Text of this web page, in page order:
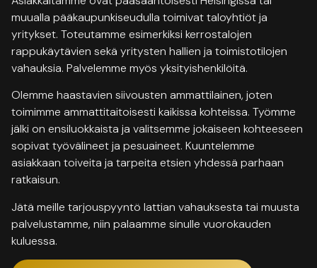
muualla pääkaupunkiseudulla toimivat taloyhtiöt ja
yritykset. Toteutamme esimerkiksi kerrostalojen
rappukäytävien sekä yritysten hallien ja toimistotilojen
vahauksia. Palvelemme myös yksityishenkilöitä.
Olemme haastavien siivousten ammattilainen, joten
toimimme ammattitaitoisesti kaikissa kohteissa. Työmme
jälki on ensiluokkaista ja valitsemme jokaiseen kohteeseen
sopivat työvälineet ja pesuaineet. Kuuntelemme
asiakkaan toiveita ja tarpeita etsien yhdessä parhaan
ratkaisun.
Jätä meille tarjouspyyntö lattian vahauksesta tai muusta
palvelustamme, niin palaamme sinulle vuorokauden
kuluessa.